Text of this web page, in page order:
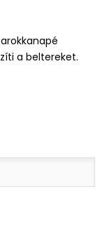
a beltereket.